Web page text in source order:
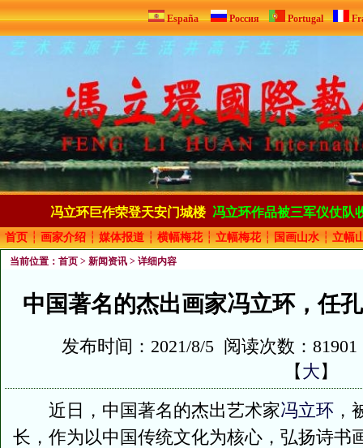
España Россия Portugal
冯立环巨作荣登天安门城楼 冯立环作品被三军仪仗队
首页 ┆ 画家介绍 ┆ 媒体报道 ┆ 横幅梅花 ┆ 立幅梅花 ┆ 国画山水 ┆ 立幅
当前位置： 首页 > 新闻资讯 > 详细内容
中国著名的杰出画家冯立环，任
发布时间：2021/8/5 阅读次数：
【大】
近日，中国著名的杰出艺术家冯立环 ，
长，作为以中国传统文化为核心，弘扬诗书